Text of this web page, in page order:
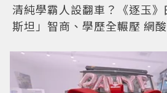
清純學霸人設翻車？《逐玉
斯坦」智商、學歷全輾壓 網